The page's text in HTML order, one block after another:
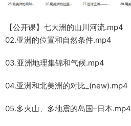
【公开课】七大洲的山川河流.mp4
02.亚洲的位置和自然条件.mp4
03.亚洲地理集锦和气候.mp4
04.亚洲和北美洲的对比_(new).mp4
05.多火山、多地震的岛国–日本.mp4